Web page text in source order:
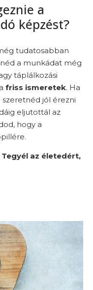
a
képzést?
tudatosabban
a munkádat még
táplálkozási
friss ismeretek. Ha
szeretnéd jól érezni
eljutottál az
hogy a
Tegyél az életedért,